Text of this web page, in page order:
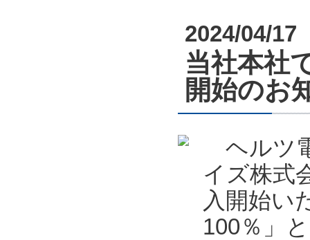
2024/04/17
当社本社
開始のお
ヘルツ
イズ株式
入開始い
100％」